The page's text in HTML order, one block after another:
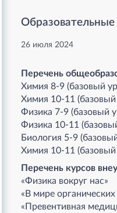
26 июля 2024
Перечень
Химия 8-9 (базовый
Химия 10-11
Физика 7-9 (базовый
Физика 10-11
Биология 5-9
Химия 10-11
Перечень курсов
«Физика вокруг нас»
«В мире
«Превентивная